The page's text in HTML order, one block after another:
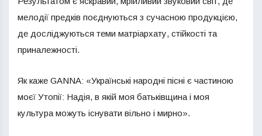
мелодії предків поєднуються з сучасною продукцією,
де досліджуються теми матріархату, стійкості та
приналежності.
Як каже GANNA: «Українські народні пісні є частиною
моєї Утопії: Надія, в якій моя батьківщина і моя
культура можуть існувати вільно і мирно».